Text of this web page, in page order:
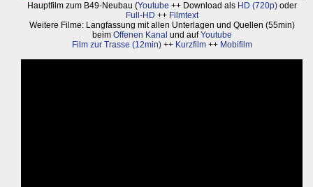
Hauptfilm zum B49-Neubau (Youtube ++ Download als HD (720p)oder
Full-HD ++ Filmtext
Weitere Filme: Langfassung mit allen Unterlagen und Quellen (55min)
beim Offenen Kanal und aufYoutube
Film zur Trasse (12min)++ Kurzfilm++ Mobifilm